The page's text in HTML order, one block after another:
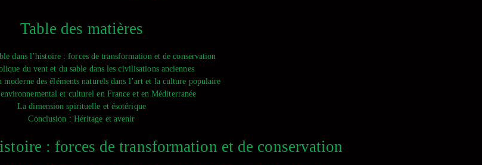
Table des matières
dans l’histoire : forces de transformation et de conservation
du vent et du sable dans les civilisations anciennes
moderne des éléments naturels dans l’art et la culture populaire
et culturel en France et en Méditerranée
La dimension spirituelle et ésotérique
Conclusion : Héritage et avenir
: forces de transformation et de conservation